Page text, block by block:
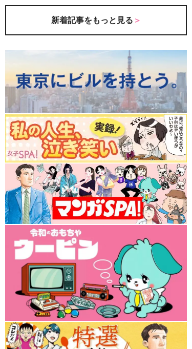
新着記事をもっと見る